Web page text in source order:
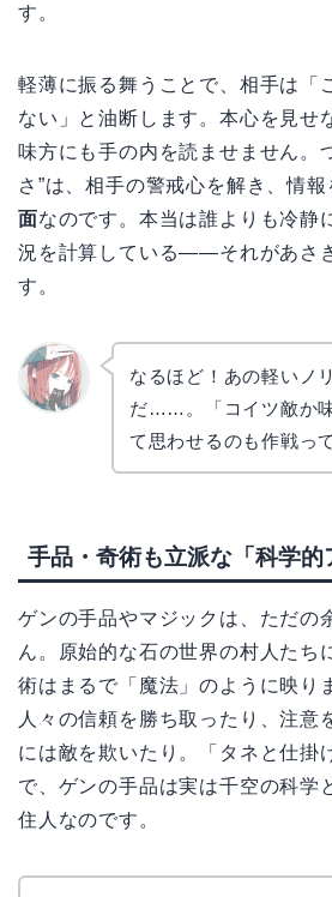
す。
軽薄に振る舞うことで、相手は「
ない」と油断します。本心を見せ
味方にも手の内を読ませません。
さ”は、相手の警戒心を解き、情
面なのです。本当は誰よりも冷静
況を計算している——それがあさ
す。
なるほど！あの軽いノ
だ……。「コイツ敵か
て思わせるのも作戦っ
手品・奇術も立派な「科学的
ゲンの手品やマジックは、ただの
ん。原始的な石の世界の村人たち
術はまるで「魔法」のように映り
人々の信頼を勝ち取ったり、注意
には敵を欺いたり。「タネと仕掛
で、ゲンの手品は実は千空の科学
住人なのです。